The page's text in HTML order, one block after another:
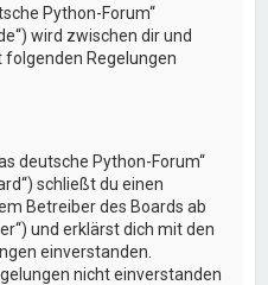
Python-Forum“
wird zwischen dir und
Regelungen
deutsche Python-Forum“
schließt du einen
Betreiber des Boards ab
und erklärst dich mit den
einverstanden.
nicht einverstanden